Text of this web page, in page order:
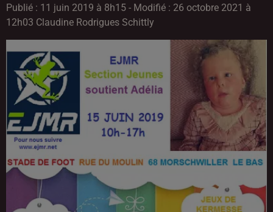
Publié : 11 juin 2019 à 8h15 - Modifié : 26 octobre 2021 à
12h03 Claudine Rodrigues Schittly